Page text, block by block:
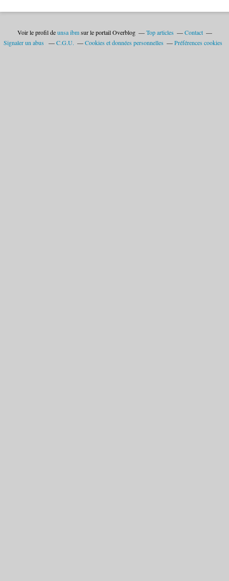
Voir le profil deunsa ibmsur le portail Overblog Top articles
Contact
Signaler un abus
C.G.U. Cookies et données personnelles Préférences cookies